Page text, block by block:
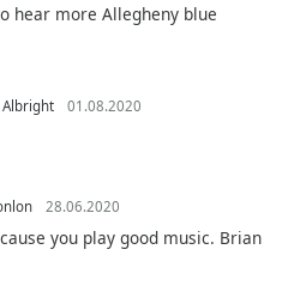
hear more Allegheny blue
Albright 01.08.2020
28.06.2020
you play good music. Brian